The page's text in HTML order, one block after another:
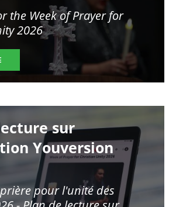
the Week of Prayer for
2026
sur
Youversion
pour l'unité des